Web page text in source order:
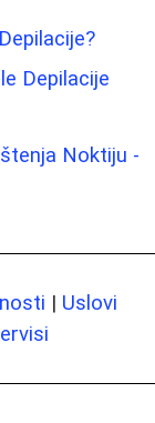
Depilacije
Noktiju -
| Uslovi